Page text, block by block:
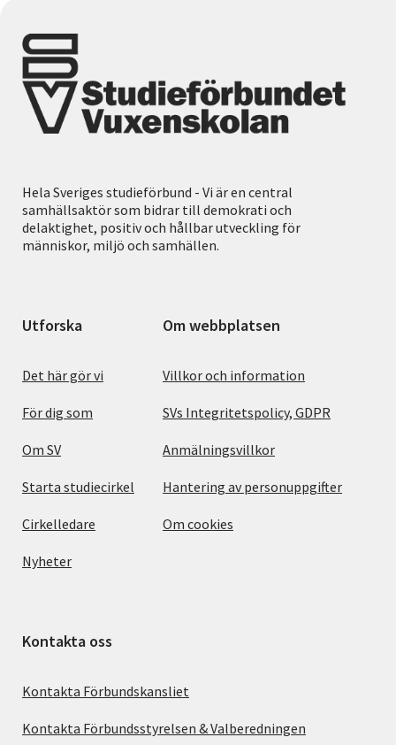
Hela Sveriges studieförbund - Vi är en central
samhällsaktör som bidrar till demokrati och
delaktighet, positiv och hållbar utveckling för
människor, miljö och samhällen.
Utforska
Det här gör vi
För dig som
Om SV
Starta studiecirkel
Cirkelledare
Nyheter
Om webbplatsen
Villkor och information
SVs Integritetspolicy, GDPR
Anmälningsvillkor
Hantering av personuppgifter
Om cookies
Kontakta oss
Kontakta Förbundskansliet
Kontakta Förbundsstyrelsen & Valberedningen